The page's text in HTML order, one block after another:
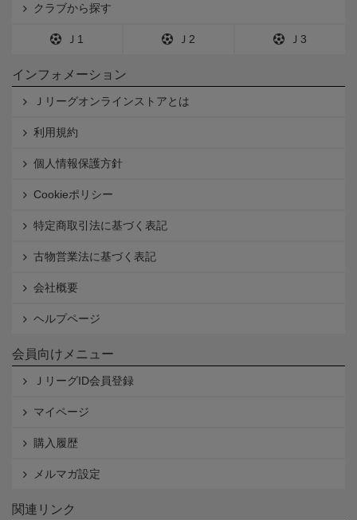
クラブから探す
Ｊ1 Ｊ2 Ｊ3
インフォメーション
Ｊリーグオンラインストアとは
利用規約
個人情報保護方針
Cookieポリシー
特定商取引法に基づく表記
古物営業法に基づく表記
会社概要
ヘルプページ
会員向けメニュー
ＪリーグID会員登録
マイページ
購入履歴
メルマガ設定
関連リンク